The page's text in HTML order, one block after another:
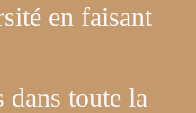
en faisant
dans toute la